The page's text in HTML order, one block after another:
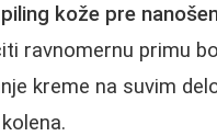
kože pre
ravnomernu primu
kreme na suvim